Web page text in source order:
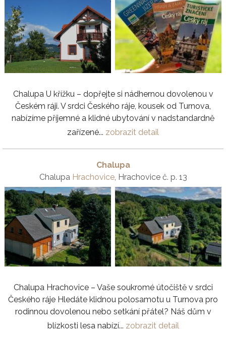
Chalupa U křížku – dopřejte si nádhernou dovolenou v
Českém ráji. V srdci Českého ráje, kousek od Turnova,
nabízíme příjemné a klidné ubytování v nadstandardně
zařízené... zobrazit detail
Chalupa
Chalupa Hrachovice, Hrachovice č. p. 13
Chalupa Hrachovice – Vaše soukromé útočiště v srdci
Českého ráje Hledáte klidnou polosamotu u Turnova pro
rodinnou dovolenou nebo setkání přátel? Náš dům v
blízkosti lesa nabízí... zobrazit detail